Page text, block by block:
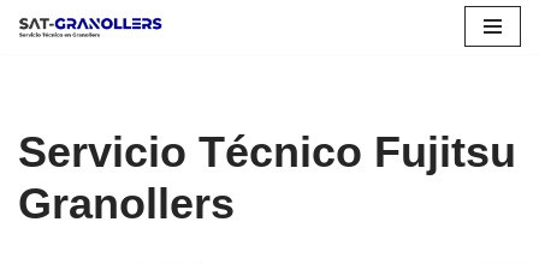
Servicio Técnico Fujitsu
Granollers